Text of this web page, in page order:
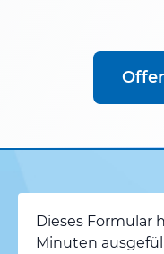
Dieses Formular
Minuten